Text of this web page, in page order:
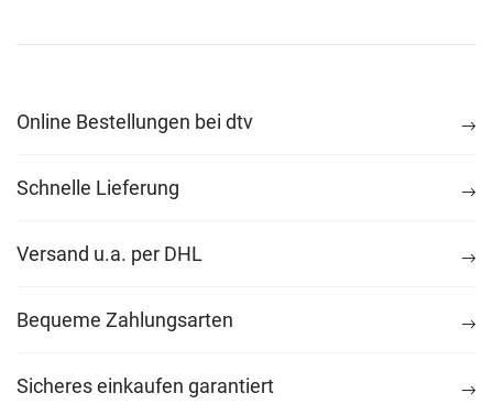
Online Bestellungen bei dtv
Schnelle Lieferung
Versand u.a. per DHL
Bequeme Zahlungsarten
Sicheres einkaufen garantiert